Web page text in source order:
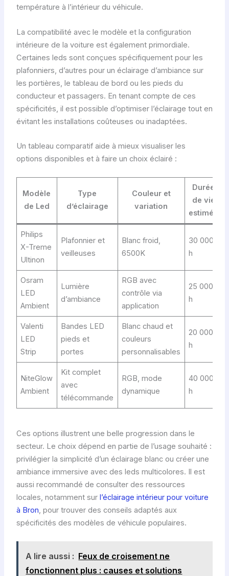
température à l’intérieur du véhicule.
La compatibilité avec le modèle et la configuration
intérieure de la voiture est également primordiale.
Certaines leds sont conçues spécifiquement pour les
plafonniers, d’autres pour un éclairage d’ambiance sur
les portières, le tableau de bord ou les pieds du
conducteur et passagers. En tenant compte de ces
spécificités, il est possible d’optimiser l’éclairage tout en
évitant les installations coûteuses ou inadaptées.
Un tableau comparatif aide à mieux visualiser les
options disponibles et à faire un choix éclairé :
Modèle
de Led
Type
d’éclairage
Couleur et
variation
Durée
de vie
estimée
Philips
X-Treme
Ultinon
Plafonnier et
veilleuses
Blanc froid,
6500K
30 000
h
Osram
LED
Ambient
Lumière
d’ambiance
RGB avec
contrôle via
application
25 000
h
Valenti
LED
Strip
Bandes LED
pieds et
portes
Blanc chaud et
couleurs
personnalisables
20 000
h
NiteGlow
Ambient
Kit complet
avec
télécommande
RGB, mode
dynamique
40 000
h
Ces options illustrent une belle progression dans le
secteur. Le choix dépend en partie de l’usage souhaité :
privilégier la simplicité d’un éclairage blanc ou créer une
ambiance immersive avec des leds multicolores. Il est
aussi recommandé de consulter des ressources
locales, notamment sur l’éclairage intérieur pour voiture
à Bron, pour trouver des conseils adaptés aux
spécificités des modèles de véhicule populaires.
A lire aussi : Feux de croisement ne
fonctionnent plus : causes et solutions